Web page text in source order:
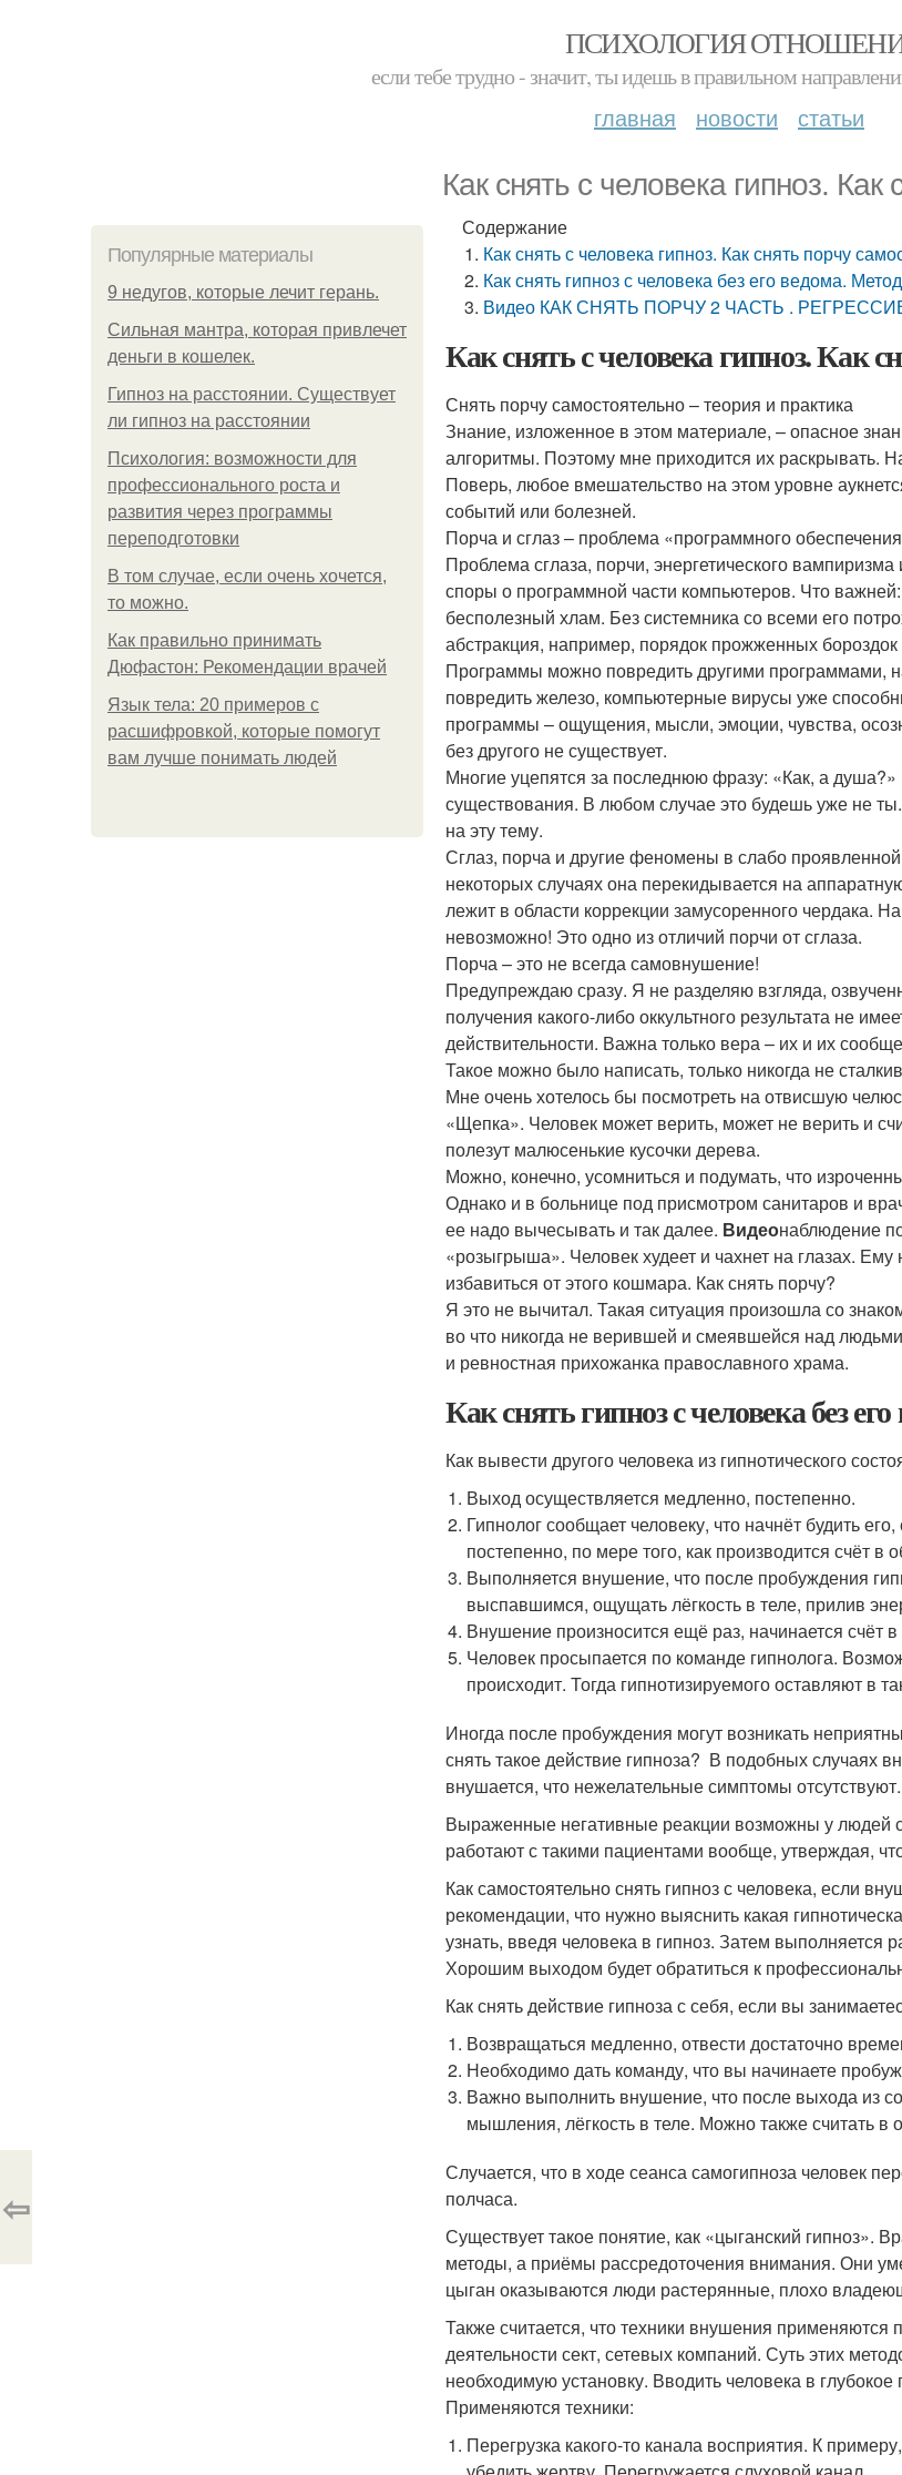
ПСИХОЛОГИЯ
если тебе трудно - значит, ты идешь в правильном
главная новости статьи
Как снять с человека гипноз.
Популярные материалы
9 недугов, которые лечит герань.
Сильная мантра, которая привлечет
деньги в кошелек.
Гипноз на расстоянии. Существует
ли гипноз на расстоянии
Психология: возможности для
профессионального роста и
развития через программы
переподготовки
В том случае, если очень хочется,
то можно.
Как правильно принимать
Дюфастон: Рекомендации врачей
Язык тела: 20 примеров с
расшифровкой, которые помогут
вам лучше понимать людей
Содержание
Как снять с человека гипноз. Как снять порчу
Как снять гипноз с человека без его ведома.
Видео КАК СНЯТЬ ПОРЧУ 2 ЧАСТЬ .
Как снять с человека гипноз. Как
Снять порчу самостоятельно – теория и практика
Знание, изложенное в этом материале, – опасное
алгоритмы. Поэтому мне приходится их раскрывать.
Поверь, любое вмешательство на этом уровне
событий или болезней.
Порча и сглаз – проблема «программного
Проблема сглаза, порчи, энергетического
споры о программной части компьютеров. Что
бесполезный хлам. Без системника со всеми его
абстракция, например, порядок прожженных
Программы можно повредить другими программами,
повредить железо, компьютерные вирусы уже
программы – ощущения, мысли, эмоции, чувства,
без другого не существует.
Многие уцепятся за последнюю фразу: «Как, а
существования. В любом случае это будешь уже не
на эту тему.
Сглаз, порча и другие феномены в слабо
некоторых случаях она перекидывается на
лежит в области коррекции замусоренного чердака.
невозможно! Это одно из отличий порчи от сглаза.
Порча – это не всегда самовнушение!
Предупреждаю сразу. Я не разделяю взгляда,
получения какого-либо оккультного результата не
действительности. Важна только вера – их и их
Такое можно было написать, только никогда не
Мне очень хотелось бы посмотреть на отвисшую
«Щепка». Человек может верить, может не верить и
полезут малюсенькие кусочки дерева.
Можно, конечно, усомниться и подумать, что
Однако и в больнице под присмотром санитаров и
ее надо вычесывать и так далее. Видеонаблюдение
«розыгрыша». Человек худеет и чахнет на глазах.
избавиться от этого кошмара. Как снять порчу?
Я это не вычитал. Такая ситуация произошла со
во что никогда не верившей и смеявшейся над
и ревностная прихожанка православного храма.
Как снять гипноз с человека без
Как вывести другого человека из гипнотического
Выход осуществляется медленно, постепенно.
Гипнолог сообщает человеку, что начнёт будить
постепенно, по мере того, как производится счёт в
Выполняется внушение, что после пробуждения
выспавшимся, ощущать лёгкость в теле, прилив
Внушение произносится ещё раз, начинается счёт
Человек просыпается по команде гипнолога.
происходит. Тогда гипнотизируемого оставляют в
Иногда после пробуждения могут возникать
снять такое действие гипноза? В подобных случаях
внушается, что нежелательные симптомы отсутствуют.
Выраженные негативные реакции возможны у людей
работают с такими пациентами вообще, утверждая,
Как самостоятельно снять гипноз с человека, если
рекомендации, что нужно выяснить какая
узнать, введя человека в гипноз. Затем
Хорошим выходом будет обратиться к
Как снять действие гипноза с себя, если вы
Возвращаться медленно, отвести достаточно
Необходимо дать команду, что вы начинаете
Важно выполнить внушение, что после выхода из
мышления, лёгкость в теле. Можно также считать в
Случается, что в ходе сеанса самогипноза человек
полчаса.
Существует такое понятие, как «цыганский гипноз».
методы, а приёмы рассредоточения внимания. Они
цыган оказываются люди растерянные, плохо
Также считается, что техники внушения
деятельности сект, сетевых компаний. Суть этих
необходимую установку. Вводить человека в
Применяются техники:
Перегрузка какого-то канала восприятия. К
⇦